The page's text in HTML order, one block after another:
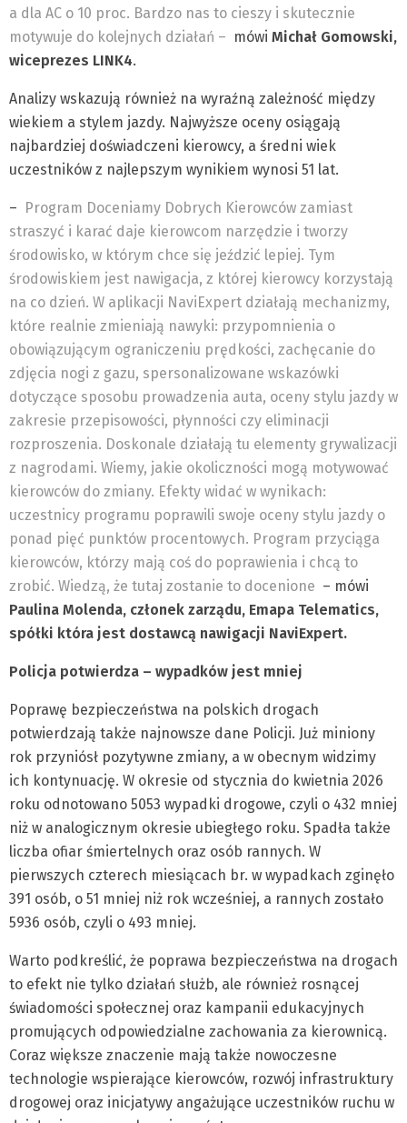
a dla AC o 10 proc. Bardzo nas to cieszy i skutecznie
motywuje do kolejnych działań – mówi Michał Gomowski,
wiceprezes LINK4.
Analizy wskazują również na wyraźną zależność między
wiekiem a stylem jazdy. Najwyższe oceny osiągają
najbardziej doświadczeni kierowcy, a średni wiek
uczestników z najlepszym wynikiem wynosi 51 lat.
–
Program Doceniamy Dobrych Kierowców zamiast
straszyć i karać daje kierowcom narzędzie i tworzy
środowisko, w którym chce się jeździć lepiej. Tym
środowiskiem jest nawigacja, z której kierowcy korzystają
na co dzień. W aplikacji NaviExpert działają mechanizmy,
które realnie zmieniają nawyki: przypomnienia o
obowiązującym ograniczeniu prędkości, zachęcanie do
zdjęcia nogi z gazu, spersonalizowane wskazówki
dotyczące sposobu prowadzenia auta, oceny stylu jazdy w
zakresie przepisowości, płynności czy eliminacji
rozproszenia. Doskonale działają tu elementy grywalizacji
z nagrodami. Wiemy, jakie okoliczności mogą motywować
kierowców do zmiany. Efekty widać w wynikach:
uczestnicy programu poprawili swoje oceny stylu jazdy o
ponad pięć punktów procentowych. Program przyciąga
kierowców, którzy mają coś do poprawienia i chcą to
zrobić. Wiedzą, że tutaj zostanie to docenione – mówi
Paulina Molenda, członek zarządu, Emapa Telematics,
spółki która jest dostawcą nawigacji NaviExpert.
Policja potwierdza – wypadków jest mniej
Poprawę bezpieczeństwa na polskich drogach
potwierdzają także najnowsze dane Policji. Już miniony
rok przyniósł pozytywne zmiany, a w obecnym widzimy
ich kontynuację. W okresie od stycznia do kwietnia 2026
roku odnotowano 5053 wypadki drogowe, czyli o 432 mniej
niż w analogicznym okresie ubiegłego roku. Spadła także
liczba ofiar śmiertelnych oraz osób rannych. W
pierwszych czterech miesiącach br. w wypadkach zginęło
391 osób, o 51 mniej niż rok wcześniej, a rannych zostało
5936 osób, czyli o 493 mniej.
Warto podkreślić, że poprawa bezpieczeństwa na drogach
to efekt nie tylko działań służb, ale również rosnącej
świadomości społecznej oraz kampanii edukacyjnych
promujących odpowiedzialne zachowania za kierownicą.
Coraz większe znaczenie mają także nowoczesne
technologie wspierające kierowców, rozwój infrastruktury
drogowej oraz inicjatywy angażujące uczestników ruchu w